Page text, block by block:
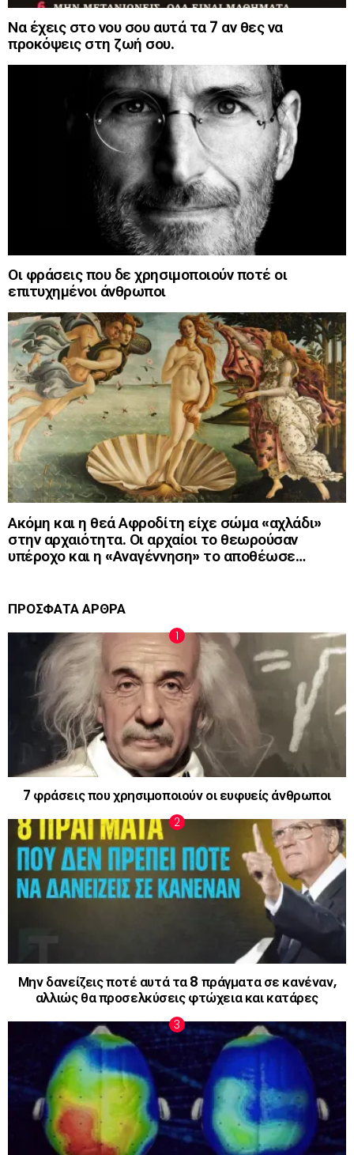
Να έχεις στο νου σου αυτά τα 7 αν θες να
προκόψεις στη ζωή σου.
Οι φράσεις που δε χρησιμοποιούν ποτέ οι
επιτυχημένοι άνθρωποι
Ακόμη και η θεά Αφροδίτη είχε σώμα «αχλάδι»
στην αρχαιότητα. Οι αρχαίοι το θεωρούσαν
υπέροχο και η «Αναγέννηση» το αποθέωσε…
ΠΡΟΣΦΑΤΑ ΑΡΘΡΑ
7 φράσεις που χρησιμοποιούν οι ευφυείς άνθρωποι
Μην δανείζεις ποτέ αυτά τα 8 πράγματα σε κανέναν,
αλλιώς θα προσελκύσεις φτώχεια και κατάρες